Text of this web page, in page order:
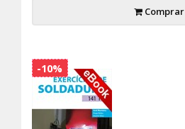
Comprar
-10%